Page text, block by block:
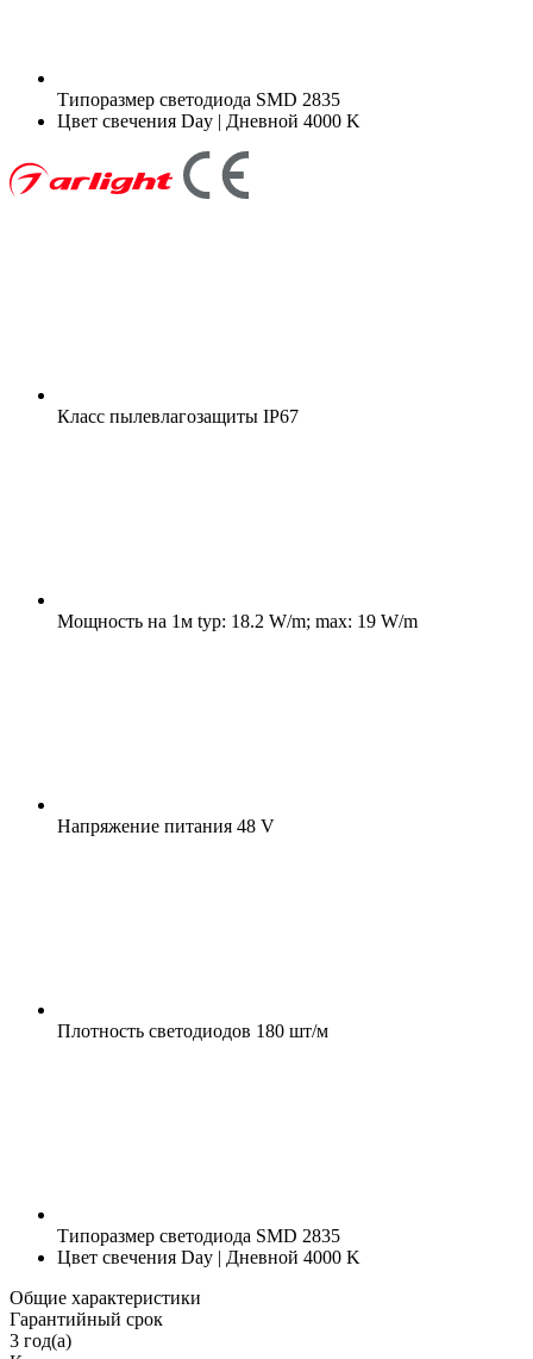
Типоразмер светодиода SMD 2835
Цвет свечения Day | Дневной 4000 K
Класс пылевлагозащиты IP67
Мощность на 1м typ: 18.2 W/m; max: 19 W/m
Напряжение питания 48 V
Плотность светодиодов 180 шт/м
Типоразмер светодиода SMD 2835
Цвет свечения Day | Дневной 4000 K
Общие характеристики
Гарантийный срок
3 год(а)